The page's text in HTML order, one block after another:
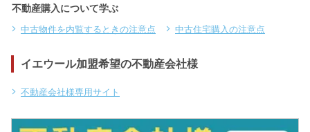
不動産購入について学ぶ
中古物件を内覧するときの注意点 中古住宅購入の注意点
イエウール加盟希望の不動産会社様
不動産会社様専用サイト